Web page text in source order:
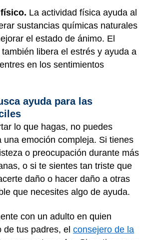
La actividad física ayuda al
sustancias químicas naturales
el estado de ánimo. El
libera el estrés y ayuda a
en los sentimientos
ayuda para las
lo que hagas, no puedes
una emoción compleja. Si tienes
o preocupación durante más
o si te sientes tan triste que
daño o hacer daño a otras
que necesites algo de ayuda.
con un adulto en quien
de tus padres, el consejero de la